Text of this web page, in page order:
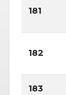
181
182
183